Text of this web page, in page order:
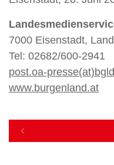
7000 Eisenstadt,
Tel: 02682/600-2941
post.oa-
www.burgenland.at